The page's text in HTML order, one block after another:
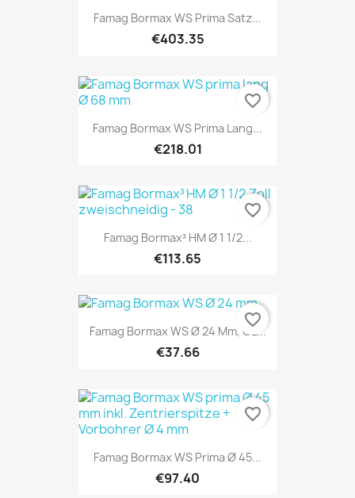
Famag Bormax WS Prima Satz...
€403.35
Famag Bormax WS Prima Lang...
€218.01
favorite_border
Famag Bormax³ HM Ø 1 1/2...
€113.65
favorite_border
Famag Bormax WS Ø 24 Mm, GL...
€37.66
favorite_border
Famag Bormax WS Prima Ø 45...
€97.40
favorite_border